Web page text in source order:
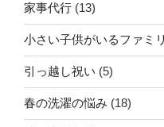
家事代行 (13)
小さい子供がいるファミ
引っ越し祝い (5)
春の洗濯の悩み (18)